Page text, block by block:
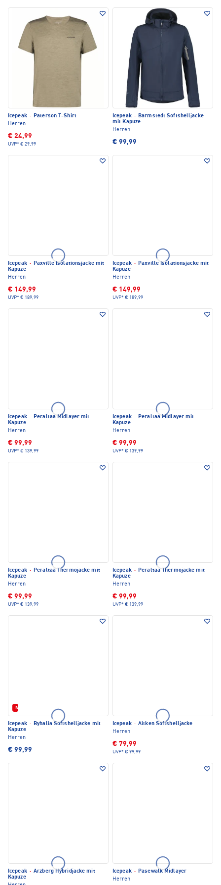
Icepeak · Paterson T-Shirt
Herren
€ 24,99
UVP* € 29,99
Icepeak · Barmstedt Softshelljacke
mit Kapuze
Herren
€ 99,99
Icepeak · Paxville Isolationsjacke mit
Kapuze
Herren
€ 149,99
UVP* € 189,99
Icepeak · Paxville Isolationsjacke mit
Kapuze
Herren
€ 149,99
UVP* € 189,99
Icepeak · Peraltaa Midlayer mit
Kapuze
Herren
€ 99,99
UVP* € 139,99
Icepeak · Peraltaa Midlayer mit
Kapuze
Herren
€ 99,99
UVP* € 139,99
Icepeak · Peraltaa Thermojacke mit
Kapuze
Herren
€ 99,99
UVP* € 139,99
Icepeak · Peraltaa Thermojacke mit
Kapuze
Herren
€ 99,99
UVP* € 139,99
Neu
Icepeak · Byhalia Softshelljacke mit
Kapuze
Herren
€ 99,99
Icepeak · Aitken Softshelljacke
Herren
€ 79,99
UVP* € 99,99
Icepeak · Arzberg Hybridjacke mit
Kapuze
Icepeak · Pasewalk Midlayer
Herren